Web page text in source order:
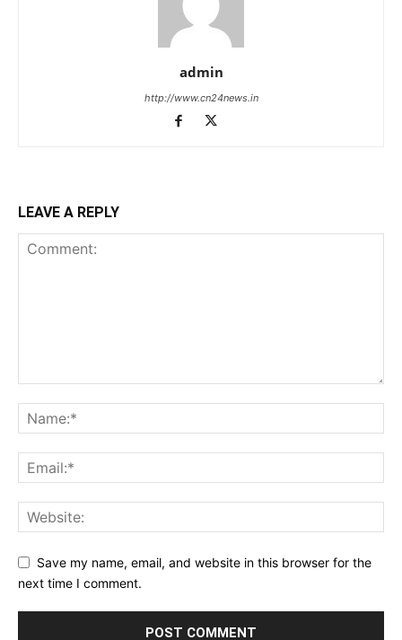
admin
http://www.cn24news.in
LEAVE A REPLY
Save my name, email, and website in this browser for the
next time I comment.